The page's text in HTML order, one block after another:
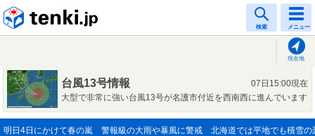
検索 メニュー
現在地
台風13号情報
07日15:00現在
大型で非常に強い台風13号が名護市付近を西南西に進んでいます
明日4日にかけて春の嵐 警報級の大雨や暴風に警戒 北海道では平地でも積雪の